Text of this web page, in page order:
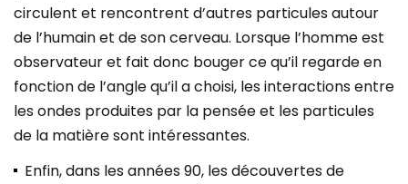
circulent et rencontrent d’autres particules autour
de l’humain et de son cerveau. Lorsque l’homme est
observateur et fait donc bouger ce qu’il regarde en
fonction de l’angle qu’il a choisi, les interactions entre
les ondes produites par la pensée et les particules
de la matière sont intéressantes.
Enfin, dans les années 90, les découvertes de